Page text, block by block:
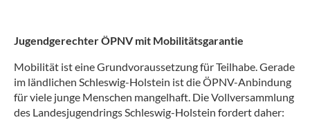
Jugendgerechter ÖPNV mit Mobilitätsgarantie
Mobilität ist eine Grundvoraussetzung für Teilhabe. Gerade
im ländlichen Schleswig-Holstein ist die ÖPNV-Anbindung
für viele junge Menschen mangelhaft. Die Vollversammlung
des Landesjugendrings Schleswig-Holstein fordert daher: